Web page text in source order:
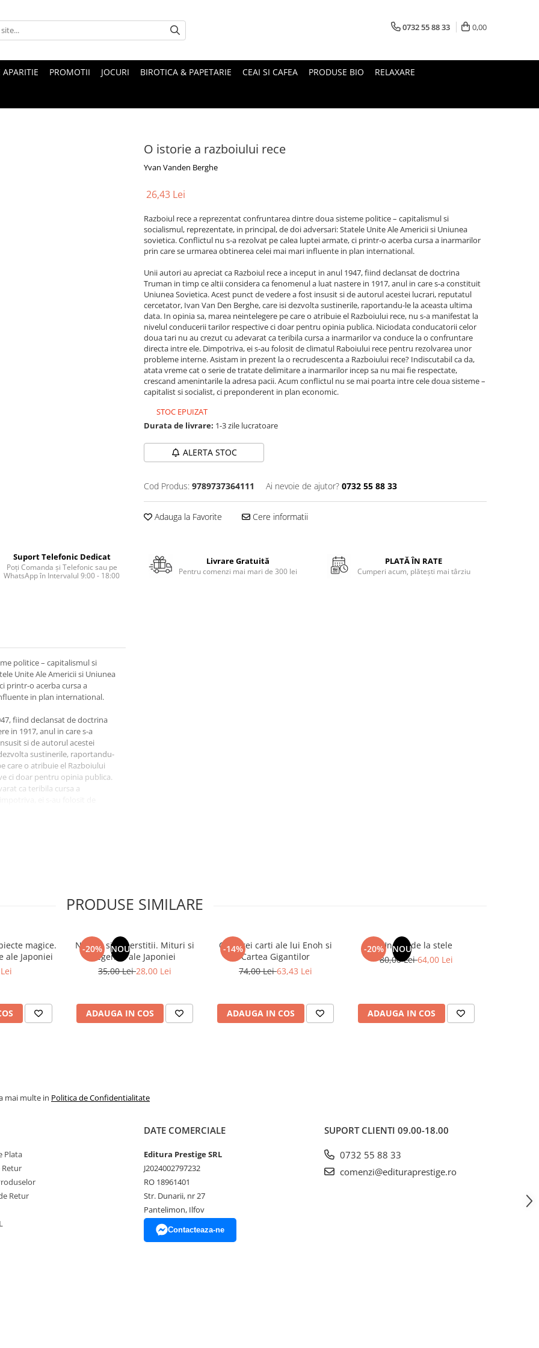
0732 55 88 33 0,00
PROMOTII JOCURI BIROTICA & PAPETARIE CEAI SI CAFEA PRODUSE BIO RELAXARE
O istorie a razboiului rece
Yvan Vanden Berghe
26,43 Lei
Razboiul rece a reprezentat confruntarea dintre doua sisteme politice – capitalismul si
socialismul, reprezentate, in principal, de doi adversari: Statele Unite Ale Americii si Uniunea
sovietica. Conflictul nu s-a rezolvat pe calea luptei armate, ci printr-o acerba cursa a inarmarilor
prin care se urmarea obtinerea celei mai mari influente in plan international.
Unii autori au apreciat ca Razboiul rece a inceput in anul 1947, fiind declansat de doctrina
Truman in timp ce altii considera ca fenomenul a luat nastere in 1917, anul in care s-a constituit
Uniunea Sovietica. Acest punct de vedere a fost insusit si de autorul acestei lucrari, reputatul
cercetator, Ivan Van Den Berghe, care isi dezvolta sustinerile, raportandu-le la aceasta ultima
data. In opinia sa, marea neintelegere pe care o atribuie el Razboiului rece, nu s-a manifestat la
nivelul conducerii tarilor respective ci doar pentru opinia publica. Niciodata conducatorii celor
doua tari nu au crezut cu adevarat ca teribila cursa a inarmarilor va conduce la o confruntare
directa intre ele. Dimpotriva, ei s-au folosit de climatul Raboiului rece pentru rezolvarea unor
probleme interne. Asistam in prezent la o recrudescenta a Razboiului rece? Indiscutabil ca da,
atata vreme cat o serie de tratate delimitare a inarmarilor incep sa nu mai fie respectate,
crescand amenintarile la adresa pacii. Acum conflictul nu se mai poarta intre cele doua sisteme –
capitalist si socialist, ci preponderent in plan economic.
STOC EPUIZAT
Durata de livrare: 1-3 zile lucratoare
ALERTA STOC
Cod Produs: 9789737364111 Ai nevoie de ajutor? 0732 55 88 33
Adauga la Favorite Cere informatii
Suport Telefonic Dedicat
Poți Comanda și Telefonic sau pe
WhatsApp în Intervalul 9:00 - 18:00
Livrare Gratuită
Pentru comenzi mai mari de 300 lei
PLATĂ ÎN RATE
Cumperi acum, plătești mai târziu
politice – capitalismul si
Unite Ale Americii si Uniunea
printr-o acerba cursa a
in plan international.
fiind declansat de doctrina
in 1917, anul in care s-a
si de autorul acestei
sustinerile, raportandu-
care o atribuie el Razboiului
ci doar pentru opinia publica.
ca teribila cursa a
Asistam in prezent la o
cat o serie de tratate
– capitalist si socialist, ci
PRODUSE SIMILARE
magice.
ale Japoniei
-20% NOU
Natura si superstitii. Mituri si
legende ale Japoniei
35,00 Lei28,00 Lei
ADAUGA IN COS
-14%
Cele trei carti ale lui Enoh si
Cartea Gigantilor
74,00 Lei63,43 Lei
ADAUGA IN COS
-20% NOU
Un dar de la stele
80,00 Lei64,00 Lei
ADAUGA IN COS
mai multe in Politica de Confidentialitate
Plata
Retur
Retur
DATE COMERCIALE
Editura Prestige SRL
J2024002797232
RO 18961401
Str. Dunarii, nr 27
Pantelimon, Ilfov
Contacteaza-ne
SUPORT CLIENTI 09.00-18.00
0732 55 88 33
comenzi@edituraprestige.ro